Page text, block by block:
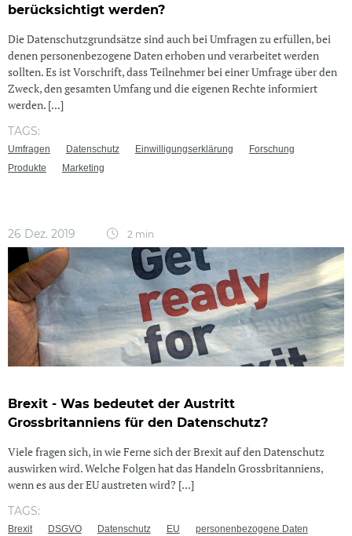
berücksichtigt werden?
Die Datenschutzgrundsätze sind auch bei Umfragen zu erfüllen, bei
denen personenbezogene Daten erhoben und verarbeitet werden
sollten. Es ist Vorschrift, dass Teilnehmer bei einer Umfrage über den
Zweck, den gesamten Umfang und die eigenen Rechte informiert
werden. [...]
TAGS:
Umfragen Datenschutz Einwilligungserklärung
Forschung
Produkte
Marketing
26 Dez. 2019 2 min
Brexit - Was bedeutet der Austritt
Grossbritanniens für den Datenschutz?
Viele fragen sich, in wie Ferne sich der Brexit auf den Datenschutz
auswirken wird. Welche Folgen hat das Handeln Grossbritanniens,
wenn es aus der EU austreten wird? [...]
TAGS:
Brexit DSGVO Datenschutz EU personenbezogene Daten